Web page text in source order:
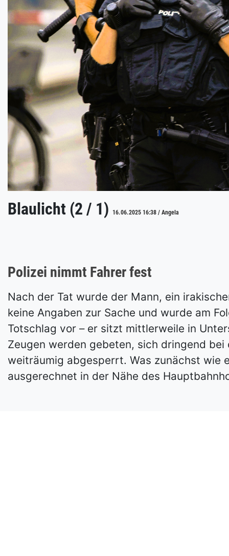
Blaulicht (2 / 1) 16.06.2025 16:38 / Angela
Polizei nimmt Fahrer fest
Nach der Tat wurde der Mann, ein
keine Angaben zur Sache und wurde am
Totschlag vor – er sitzt mittlerweile in
Zeugen werden gebeten, sich dringend
weiträumig abgesperrt. Was zunächst wie
ausgerechnet in der Nähe des